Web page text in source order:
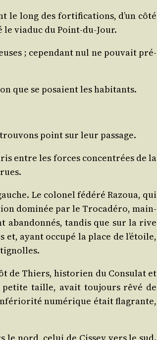
le long des for­ti­fi­ca­tions, d’un côté
via­duc du Point-du-Jour.
; cepen­dant nul ne pou­vait pré­
que se posaient les habitants.
point sur leur passage.
entre les forces concen­trées de la
Le colo­nel fédé­ré Razoua, qui
domi­née par le Tro­ca­dé­ro, main­
aban­don­nés, tan­dis que sur la rive
et, ayant occu­pé la place de l’étoile,
de Thiers, his­to­rien du Consu­lat et
petite taille, avait tou­jours rêvé de
numé­rique était fla­grante,